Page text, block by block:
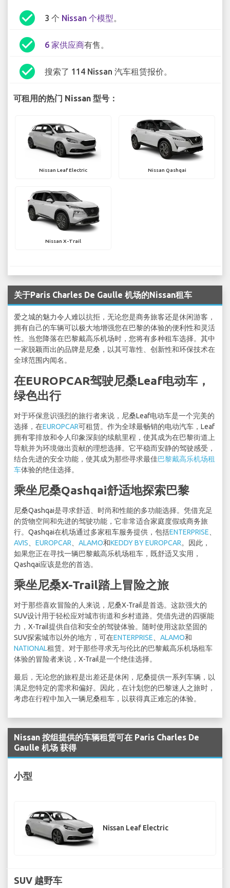
check_circle 3 个 Nissan 个模型。
check_circle 6 家供应商有售。
check_circle 搜索了 114 Nissan 汽车租赁报价。
可租用的热门 Nissan 型号：
Nissan Leaf Electric Nissan Qashqai
Nissan X-Trail
关于Paris Charles De Gaulle 机场的Nissan租车
爱之城的魅力令人难以抗拒，无论您是商务旅客还是休闲游客，
拥有自己的车辆可以极大地增强您在巴黎的体验的便利性和灵活
性。当您降落在巴黎戴高乐机场时，您将有多种租车选择。其中
一家脱颖而出的品牌是尼桑，以其可靠性、创新性和环保技术在
全球范围内闻名。
在EUROPCAR驾驶尼桑Leaf电动车，
绿色出行
对于环保意识强烈的旅行者来说，尼桑Leaf电动车是一个完美的
选择，在EUROPCAR可租赁。作为全球最畅销的电动汽车，Leaf
拥有零排放和令人印象深刻的续航里程，使其成为在巴黎街道上
导航并为环境做出贡献的理想选择。它平稳而安静的驾驶感受，
结合先进的安全功能，使其成为那些寻求最佳巴黎戴高乐机场租
车体验的绝佳选择。
乘坐尼桑Qashqai舒适地探索巴黎
尼桑Qashqai是寻求舒适、时尚和性能的多功能选择。凭借充足
的货物空间和先进的驾驶功能，它非常适合家庭度假或商务旅
行。Qashqai在机场通过多家租车服务提供，包括ENTERPRISE
AVIS
EUROPCAR ALAMO和KEDDY BY EUROPCAR。因此，
如果您正在寻找一辆巴黎戴高乐机场租车，既舒适又实用，
Qashqai应该是您的首选。
乘坐尼桑X-Trail踏上冒险之旅
对于那些喜欢冒险的人来说，尼桑X-Trail是首选。这款强大的
SUV设计用于轻松应对城市街道和乡村道路。凭借先进的四驱能
力，X-Trail提供自信和安全的驾驶体验。随时使用这款坚固的
SUV探索城市以外的地方，可在ENTERPRISE ALAMO和
NATIONAL租赁。对于那些寻求无与伦比的巴黎戴高乐机场租车
体验的冒险者来说，X-Trail是一个绝佳选择。
最后，无论您的旅程是出差还是休闲，尼桑提供一系列车辆，以
满足您特定的需求和偏好。因此，在计划您的巴黎迷人之旅时，
考虑在行程中加入一辆尼桑租车，以获得真正难忘的体验。
Nissan 按组提供的车辆租赁可在 Paris Charles De
Gaulle 机场 获得
小型
Nissan Leaf Electric
SUV 越野车